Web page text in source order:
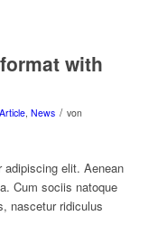
with
, News / von
elit. Aenean
Cum sociis natoque
nascetur ridiculus